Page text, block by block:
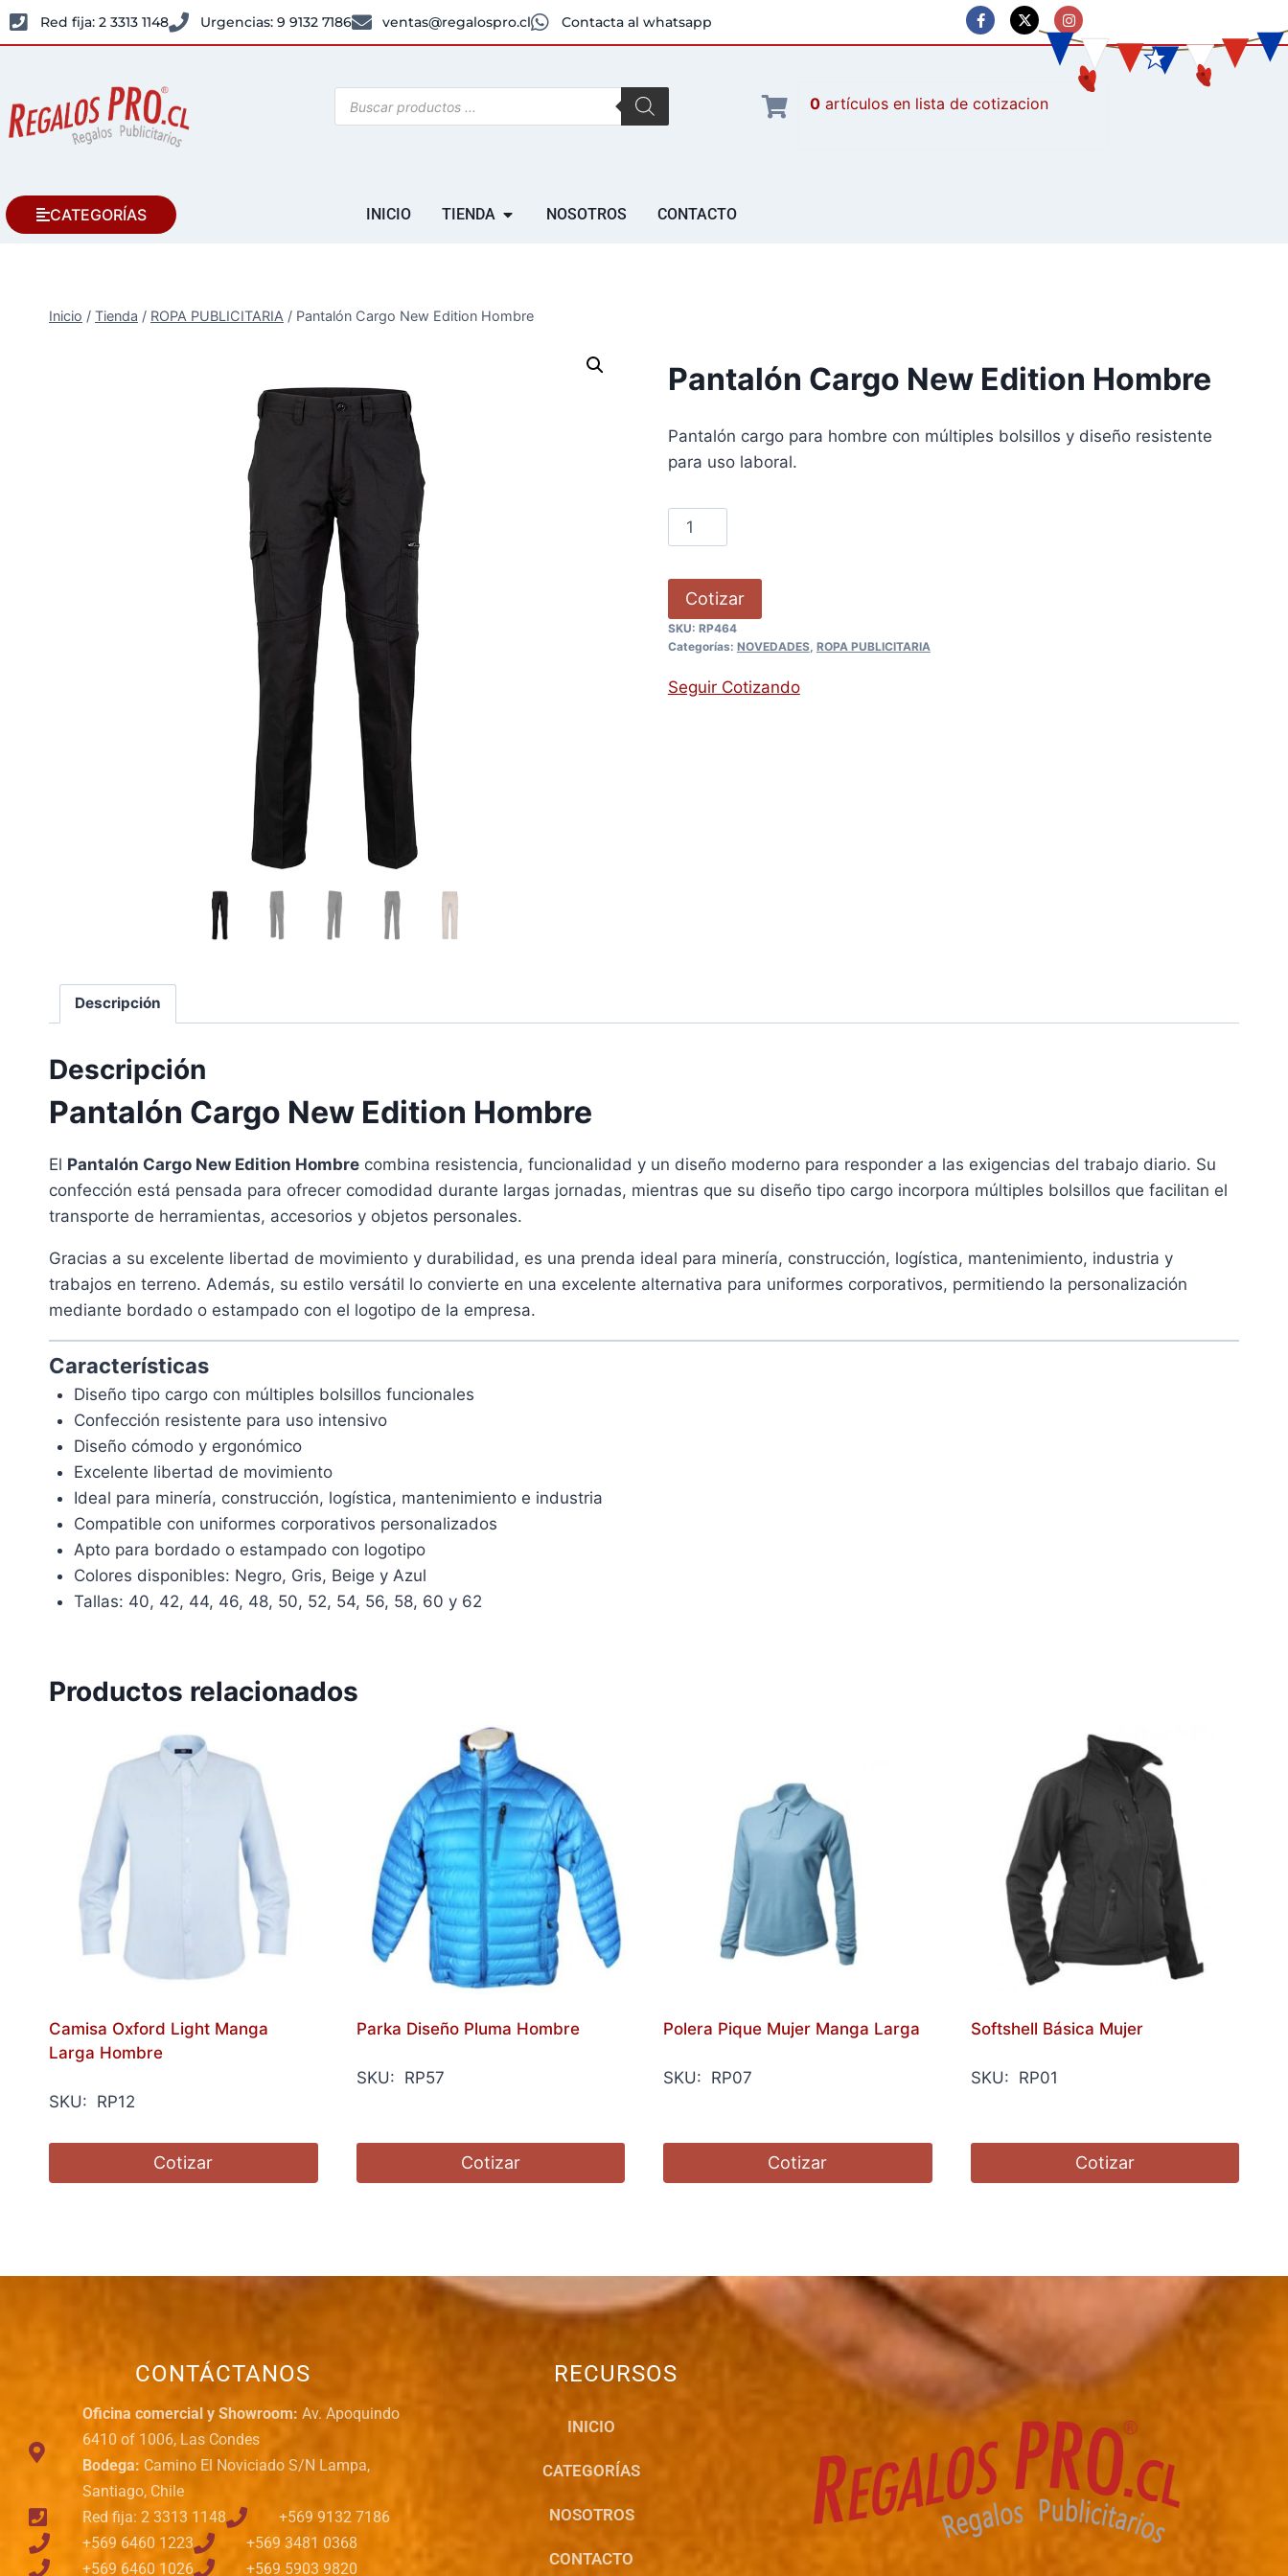
Red fija: 2 3313 1148 Urgencias: 9 9132 7186 ventas@regalospro.cl Contacta al whatsapp
0 artículos
CATEGORÍAS INICIO TIENDA NOSOTROS CONTACTO
Inicio / Tienda / ROPA PUBLICITARIA / Pantalón Cargo New Edition Hombre
Pantalón Cargo New Edition Hombre
Pantalón cargo para hombre con múltiples bolsillos y diseño resistente
para uso laboral.
Cotizar
SKU: RP464
Categorías: NOVEDADES, ROPA PUBLICITARIA
Seguir Cotizando
Descripción
Descripción
Pantalón Cargo New Edition Hombre
El Pantalón Cargo New Edition Hombre combina resistencia, funcionalidad y un diseño moderno para responder a las exigencias del trabajo diario. Su
confección está pensada para ofrecer comodidad durante largas jornadas, mientras que su diseño tipo cargo incorpora múltiples bolsillos que facilitan el
transporte de herramientas, accesorios y objetos personales.
Gracias a su excelente libertad de movimiento y durabilidad, es una prenda ideal para minería, construcción, logística, mantenimiento, industria y
trabajos en terreno. Además, su estilo versátil lo convierte en una excelente alternativa para uniformes corporativos, permitiendo la personalización
mediante bordado o estampado con el logotipo de la empresa.
Características
Diseño tipo cargo con múltiples bolsillos funcionales
Confección resistente para uso intensivo
Diseño cómodo y ergonómico
Excelente libertad de movimiento
Ideal para minería, construcción, logística, mantenimiento e industria
Compatible con uniformes corporativos personalizados
Apto para bordado o estampado con logotipo
Colores disponibles: Negro, Gris, Beige y Azul
Tallas: 40, 42, 44, 46, 48, 50, 52, 54, 56, 58, 60 y 62
Productos relacionados
Camisa Oxford Light Manga
Larga Hombre
SKU: RP12
Cotizar
Parka Diseño Pluma Hombre
SKU: RP57
Cotizar
Polera Pique Mujer Manga Larga
SKU: RP07
Cotizar
Softshell Básica Mujer
SKU: RP01
Cotizar
CONTÁCTANOS
Oficina comercial y Showroom: Av. Apoquindo
6410 of 1006, Las Condes
Bodega: Camino El Noviciado S/N Lampa,
Santiago, Chile
Red fija: 2 3313 1148
+569 9132 7186
+569 6460 1223
+569 3481 0368
+569 6460 1026
+569 5903 9820
RECURSOS
INICIO
CATEGORÍAS
NOSOTROS
CONTACTO